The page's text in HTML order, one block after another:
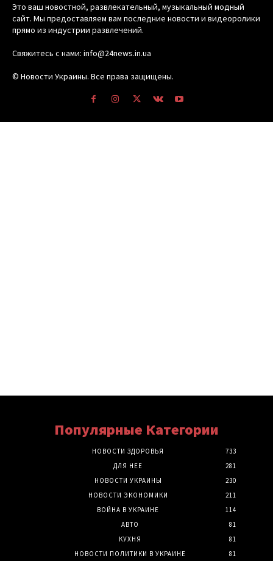
Это ваш новостной, развлекательный, музыкальный модный
сайт. Мы предоставляем вам последние новости и видеоролики
прямо из индустрии развлечений.
Свяжитесь с нами: info@24news.in.ua
© Новости Украины. Все права защищены.
Популярные Категории
НОВОСТИ ЗДОРОВЬЯ
733
ДЛЯ НЕЕ
281
НОВОСТИ УКРАИНЫ
230
НОВОСТИ ЭКОНОМИКИ
211
ВОЙНА В УКРАИНЕ
114
АВТО
81
КУХНЯ
81
НОВОСТИ ПОЛИТИКИ В УКРАИНЕ
81